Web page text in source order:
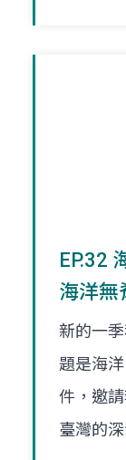
EP.32
海洋無
新的一
題是海
件，邀
臺灣的